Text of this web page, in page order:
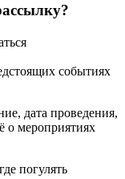
событиях
дата проведения,
о мероприятиях
погулять